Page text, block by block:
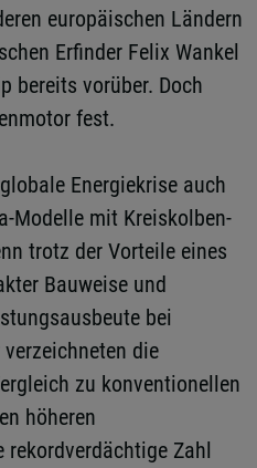
europäischen Ländern
Erfinder Felix Wankel
bereits vorüber. Doch
fest.
Energiekrise auch
Modelle mit Kreiskolben-
trotz der Vorteile eines
Bauweise und
bei
die
zu konventionellen
höheren
rekordverdächtige Zahl